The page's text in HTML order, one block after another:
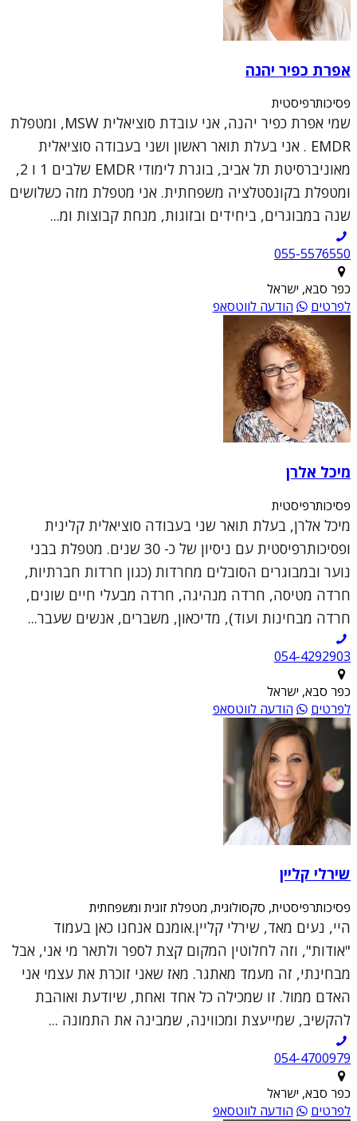
אפרת כפיר יהנה
פסיכותרפיסטית
שמי אפרת כפיר יהנה, אני עובדת סוציאלית MSW, ומטפלת
EMDR . אני בעלת תואר ראשון ושני בעבודה סוציאלית
מאוניברסיטת תל אביב, בוגרת לימודי EMDR שלבים 1 ו 2,
ומטפלת בקונסטלציה משפחתית. אני מטפלת מזה כשלושים
שנה במבוגרים, ביחידים ובזוגות, מנחת קבוצות ומ...
055-5576550
כפר סבא, ישראל
לפרטים
הודעה לווטסאפ
מיכל אלרן
פסיכותרפיסטית
מיכל אלרן, בעלת תואר שני בעבודה סוציאלית קלינית
ופסיכותרפיסטית עם ניסיון של כ- 30 שנים. מטפלת בבני
נוער ובמבוגרים הסובלים מחרדות (כגון חרדות חברתיות,
חרדה מטיסה, חרדה מנהיגה, חרדה מבעלי חיים שונים,
חרדה מבחינות ועוד), מדיכאון, משברים, אנשים שעבר...
054-4292903
כפר סבא, ישראל
לפרטים
הודעה לווטסאפ
שירלי קליין
פסיכותרפיסטית, סקסולוגית, מטפלת זוגית ומשפחתית
היי, נעים מאד, שירלי קליין.אומנם אנחנו כאן בעמוד
"אודות", וזה לחלוטין המקום קצת לספר ולתאר מי אני, אבל
מבחינתי, זה מעמד מאתגר. מאז שאני זוכרת את עצמי אני
האדם ממול. זו שמכילה כל אחד ואחת, שיודעת ואוהבת
להקשיב, שמייעצת ומכווינה, שמבינה את התמונה ...
054-4700979
כפר סבא, ישראל
לפרטים
הודעה לווטסאפ